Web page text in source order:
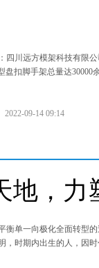
四川远方模架科技有限
盘扣脚手架总量达30000
2022-09-14 09:14
地，力
衡单一向极化全面转型
，时期内出生的人，因